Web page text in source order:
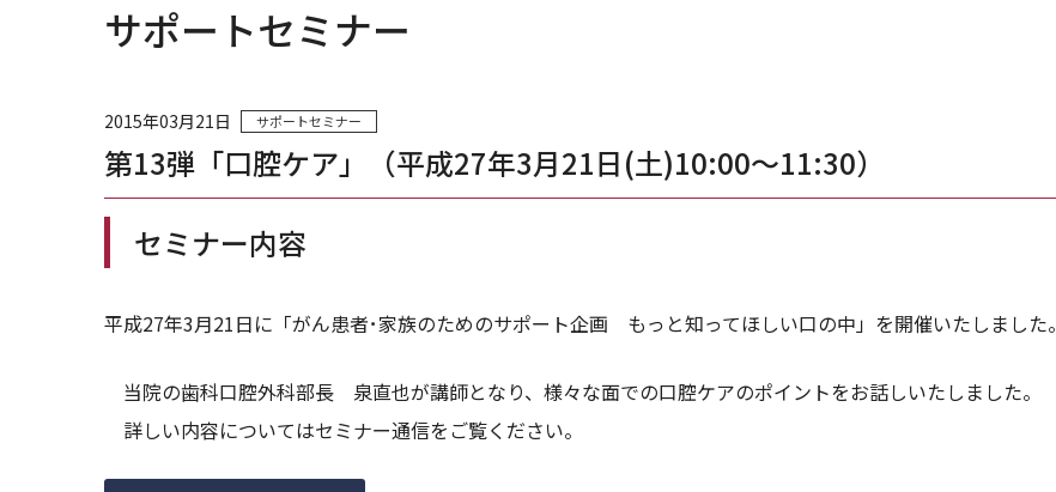
サポートセミナー
2015年03月21日 サポートセミナー
第13弾「口腔ケア」（平成27年3月21日(土)10:00～11:30）
セミナー内容
平成27年3月21日に「がん患者･家族のためのサポート企画 もっと知ってほしい口の中」を開催いたしました。
当院の歯科口腔外科部長 泉直也が講師となり、様々な面での口腔ケアのポイントをお話しいたしました。
詳しい内容についてはセミナー通信をご覧ください。